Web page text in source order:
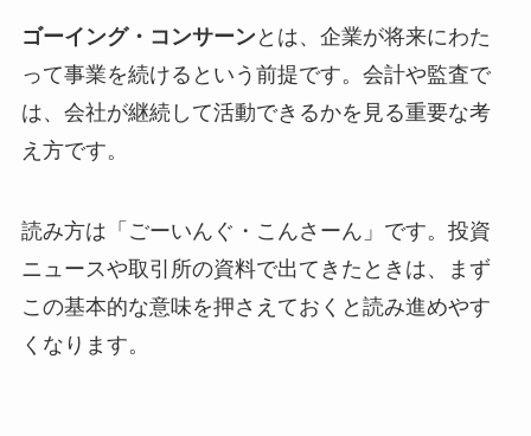
ゴーイング・コンサーンとは、企業が将来にわた
って事業を続けるという前提です。会計や監査で
は、会社が継続して活動できるかを見る重要な考
え方です。
読み方は「ごーいんぐ・こんさーん」です。投資
ニュースや取引所の資料で出てきたときは、まず
この基本的な意味を押さえておくと読み進めやす
くなります。